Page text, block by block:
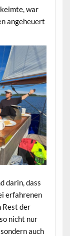
war
angeheuert
darin, dass
erfahrenen
Rest der
nicht nur
auch